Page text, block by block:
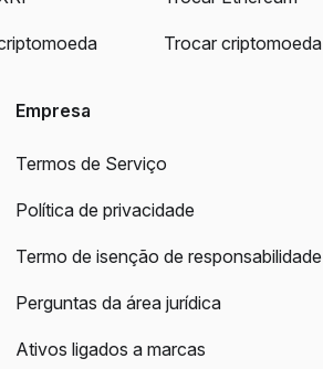
Trocar criptomoeda
Empresa
Termos de Serviço
Política de privacidade
Termo de isenção de responsabilidade
Perguntas da área jurídica
Ativos ligados a marcas